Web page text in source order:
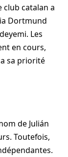
club catalan a
Dortmund
Les
en cours,
sa priorité
de Julián
Toutefois,